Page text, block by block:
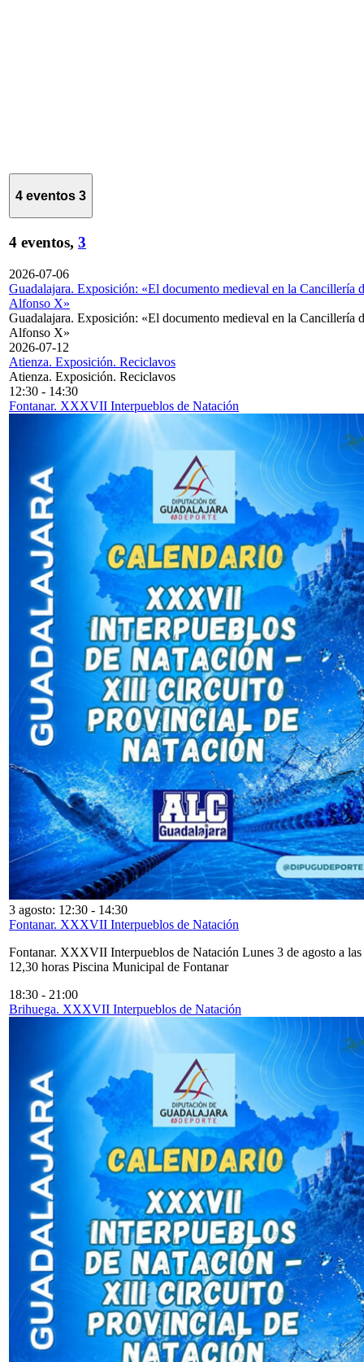
4 eventos 3
4 eventos, 3
2026-07-06
Guadalajara. Exposición: «El documento medieval en la Cancillería
Alfonso X»
Guadalajara. Exposición: «El documento medieval en la Cancillería
Alfonso X»
2026-07-12
Atienza. Exposición. Reciclavos
Atienza. Exposición. Reciclavos
12:30 - 14:30
Fontanar. XXXVII Interpueblos de Natación
3 agosto: 12:30 - 14:30
Fontanar. XXXVII Interpueblos de Natación
Fontanar. XXXVII Interpueblos de Natación Lunes 3 de agosto a las
12,30 horas Piscina Municipal de Fontanar
18:30 - 21:00
Brihuega. XXXVII Interpueblos de Natación